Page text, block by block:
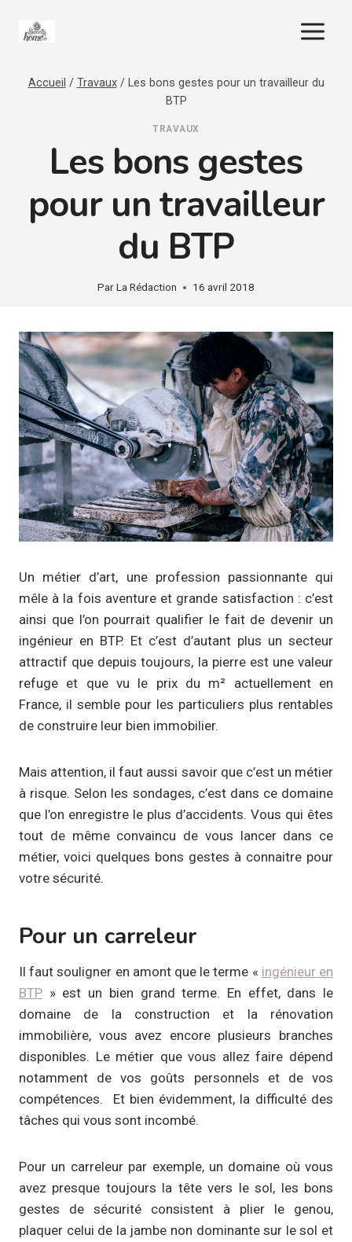
Accueil / Travaux / Les bons gestes pour un travailleur du
BTP
TRAVAUX
Les bons gestes
pour un travailleur
du BTP
ParLa Rédaction 16 avril 2018
Un métier d’art, une profession passionnante qui
mêle à la fois aventure et grande satisfaction : c’est
ainsi que l’on pourrait qualifier le fait de devenir un
ingénieur en BTP. Et c’est d’autant plus un secteur
attractif que depuis toujours, la pierre est une valeur
refuge et que vu le prix du m² actuellement en
France, il semble pour les particuliers plus rentables
de construire leur bien immobilier.
Mais attention, il faut aussi savoir que c’est un métier
à risque. Selon les sondages, c’est dans ce domaine
que l’on enregistre le plus d’accidents. Vous qui êtes
tout de même convaincu de vous lancer dans ce
métier, voici quelques bons gestes à connaitre pour
votre sécurité.
Pour un carreleur
Il faut souligner en amont que le terme « ingénieur en
BTP » est un bien grand terme. En effet, dans le
domaine de la construction et la rénovation
immobilière, vous avez encore plusieurs branches
disponibles. Le métier que vous allez faire dépend
notamment de vos goûts personnels et de vos
compétences. Et bien évidemment, la difficulté des
tâches qui vous sont incombé.
Pour un carreleur par exemple, un domaine où vous
avez presque toujours la tête vers le sol, les bons
gestes de sécurité consistent à plier le genou,
plaquer celui de la jambe non dominante sur le sol et